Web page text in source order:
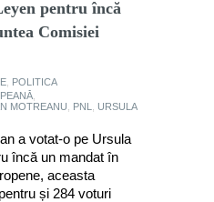
pentru încă
Comisiei
POLITICA
MOTREANU
PNL
URSULA
a votat-o pe Ursula
încă un mandat în
aceasta
și 284 voturi